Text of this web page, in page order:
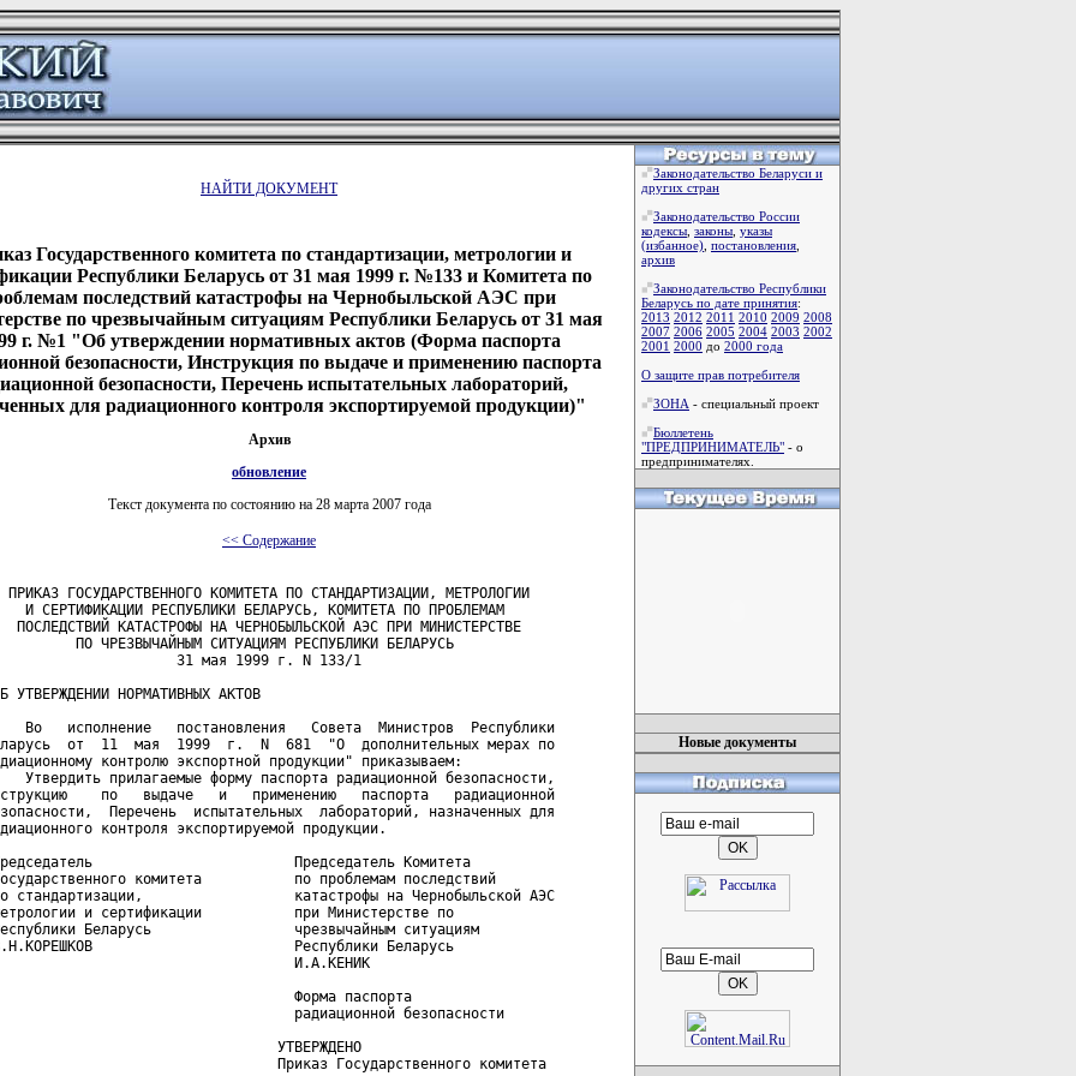
НАЙТИ ДОКУМЕНТ
Государственного комитета по стандартизации, метрологии и
Республики Беларусь от 31 мая 1999 г. №133 и Комитета по
последствий катастрофы на Чернобыльской АЭС при
по чрезвычайным ситуациям Республики Беларусь от 31 мая
г. №1 "Об утверждении нормативных актов (Форма паспорта
безопасности, Инструкция по выдаче и применению паспорта
безопасности, Перечень испытательных лабораторий,
для радиационного контроля экспортируемой продукции)"
Архив
обновление
Текст документа по состоянию на 28 марта 2007 года
<< Содержание
Законодательство Беларуси и
других стран
Законодательство России
кодексы законы указы
(избанное) постановления
архив
Законодательство Республики
Беларусь по дате принятия:
2013 2012 2011 2010 2009 2008
2007 2006 2005 2004 2003 2002
2001 2000 до 2000 года
О защите прав потребителя
ЗОНА - специальный проект
Бюллетень
"ПРЕДПРИНИМАТЕЛЬ" - о
предпринимателях.
Новые документы